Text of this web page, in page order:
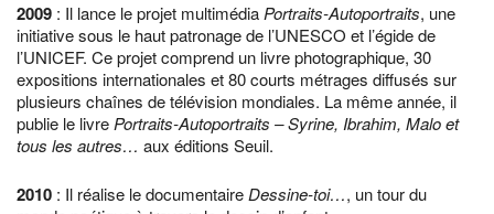
2009 : Il lance le projet multimédia Portraits-Autoportraits, une
initiative sous le haut patronage de l’UNESCO et l’égide de
l’UNICEF. Ce projet comprend un livre photographique, 30
expositions internationales et 80 courts métrages diffusés sur
plusieurs chaînes de télévision mondiales. La même année, il
publie le livre Portraits-Autoportraits – Syrine, Ibrahim, Malo et
tous les autres… aux éditions Seuil.
2010 : Il réalise le documentaire Dessine-toi…, un tour du